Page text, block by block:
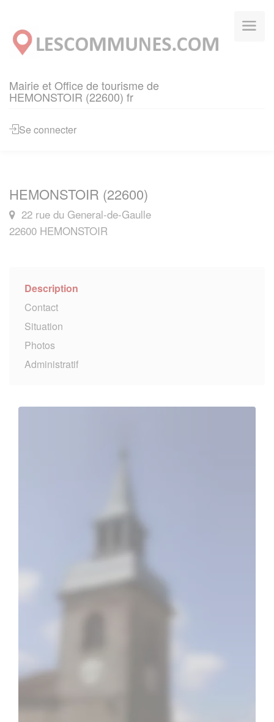
Mairie et Office de tourisme de
HEMONSTOIR (22600) fr
Se connecter
HEMONSTOIR (22600)
22 rue du General-de-Gaulle
22600 HEMONSTOIR
Description
Contact
Situation
Photos
Administratif